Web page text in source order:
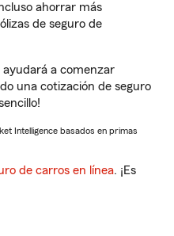
ahorrar más
de seguro de
ayudará a comenzar
una cotización de seguro
Intelligence basados en primas
de carros en línea. ¡Es